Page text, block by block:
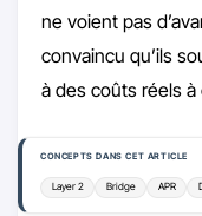
ne voient pas
convaincu qu’ils
à des coûts réels à
CONCEPTS DANS CET ARTICLE
Layer 2 Bridge APR